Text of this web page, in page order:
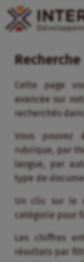
Recherche
Cette page
avancée sur
recherchés
Vous pouvez
rubrique, par
langue, par
type de
Un clic sur le
catégorie pour
Les chiffres
résultats par